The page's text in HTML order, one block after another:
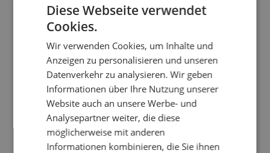
PRODUKTDETAILS
In perfekter Harmonie vereinen sich filigrane
Laserstanzung, edle Veredelung und das rote
Einlegeblatt zu einer außergewöhnlichen festlichen
Ausstrahlung. Die KarteKugeln - Rotist eine
besondere Weihnachtskarte.
Unsere Premium-Weihnachtskarten mit Stanzung
werden in einer kleinen Laser-Manufaktur mit Liebe
zum Detail und hochmoderner Technik produziert
Diese Webseite verwendet
Cookies.
Wir verwenden Cookies, um Inhalte und
Anzeigen zu personalisieren und unseren
Datenverkehr zu analysieren. Wir geben
Informationen über Ihre Nutzung unserer
Website auch an unsere Werbe- und
Analysepartner weiter, die diese
möglicherweise mit anderen
Informationen kombinieren, die Sie ihnen